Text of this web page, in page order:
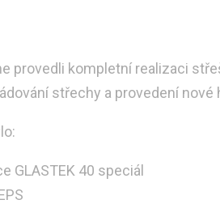
provedli kompletní realizaci
střechy a provedení nové
GLASTEK 40 speciál